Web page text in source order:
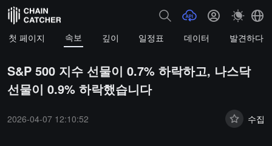
첫 페이지 속보 깊이 일정표 데이터 발견하다
S&P 500 지수 선물이 0.7% 하락하고, 나스닥
선물이 0.9% 하락했습니다
2026-04-07 12:10:52 수집